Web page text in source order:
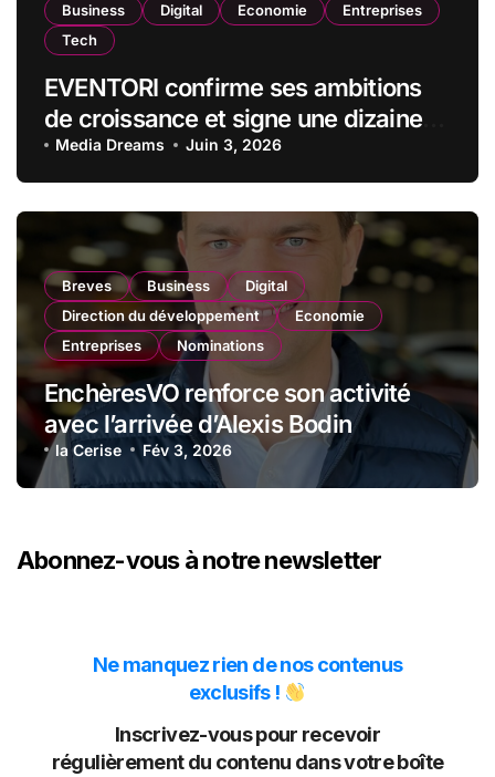
Business Digital Economie
Entreprises
Tech
EVENTORI confirme ses ambitions
de croissance et signe une dizaine
de nouveaux clubs sportifs depuis
janvier 2026
Media Dreams Juin 3, 2026
Breves Business
Digital
Direction du développement
Economie
Entreprises
Nominations
EnchèresVO renforce son activité
avec l’arrivée d’Alexis Bodin
la Cerise Fév 3, 2026
Abonnez-vous à notre newsletter
Ne manquez rien de nos contenus
exclusifs !
Inscrivez-vous pour recevoir
régulièrement du contenu dans votre boîte